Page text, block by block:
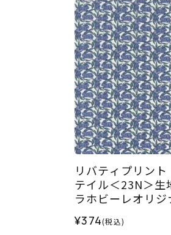
リバティプリント
テイル＜23N＞生
ラホビーレオリジ
¥374(税込)